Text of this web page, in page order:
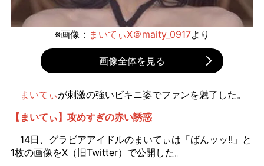
※画像： まいてぃX＠maity_0917より
画像全体を見る
まいてぃが刺激の強いビキニ姿でファンを魅了した。
【まいてぃ】攻めすぎの赤い誘惑
14日、グラビアアイドルのまいてぃは「ばんッッ!!」と
1枚の画像をX（旧Twitter）で公開した。